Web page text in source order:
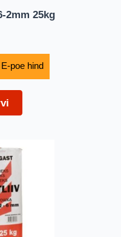
2mm 25kg